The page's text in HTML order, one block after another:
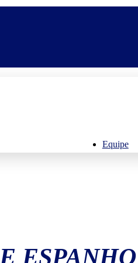
Equipe